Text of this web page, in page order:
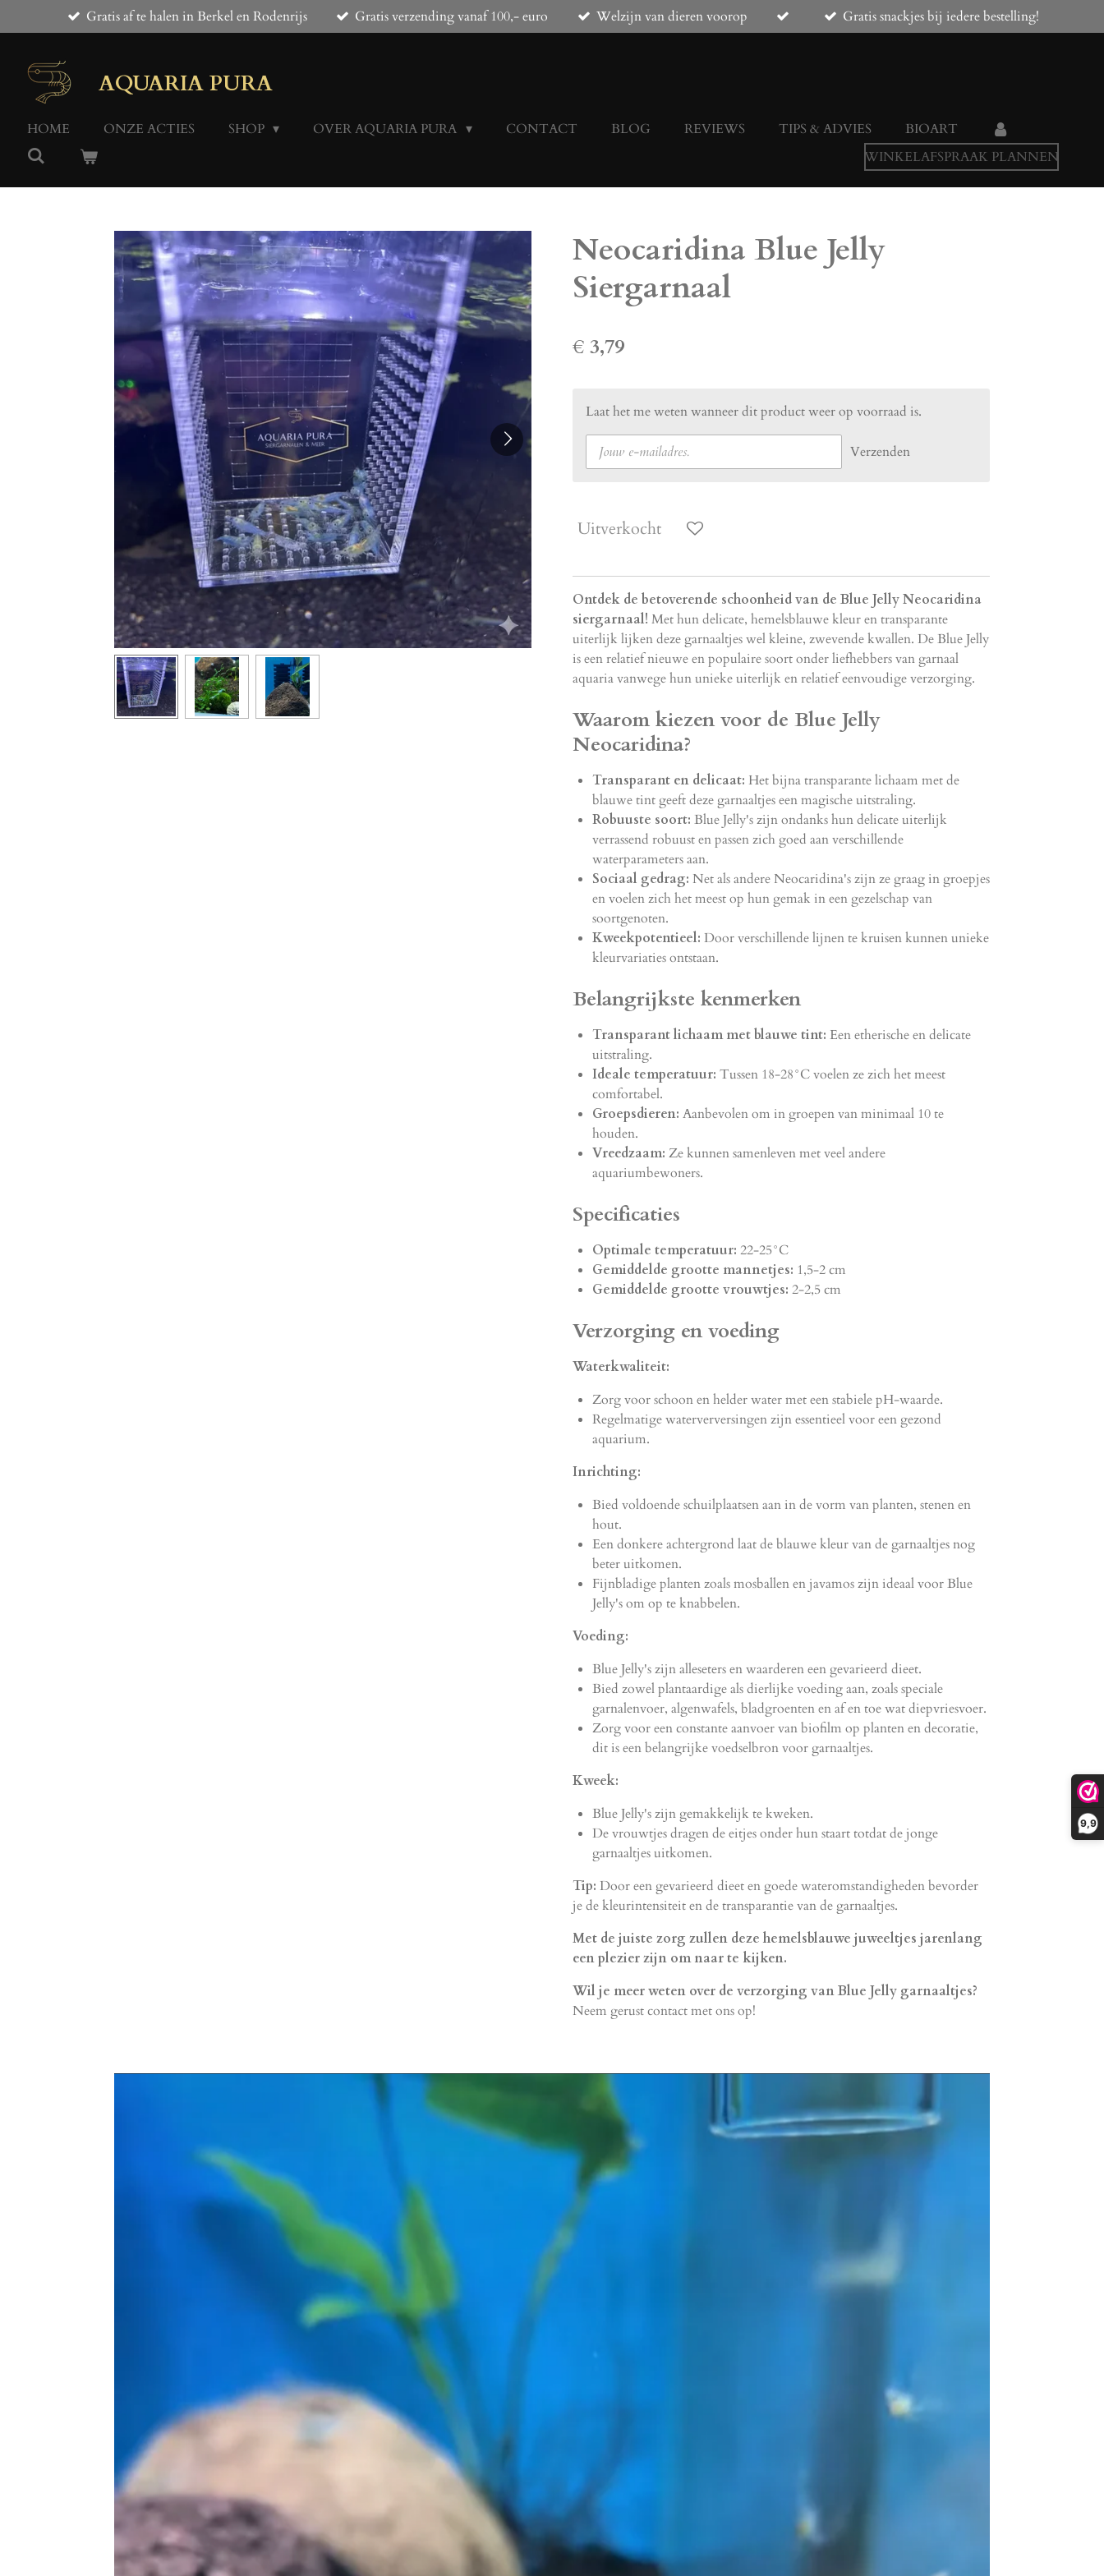
9,9
direct
hoofdinhoud
Gratis af te halen in Berkel en Rodenrijs Gratis verzending vanaf 100,- euro Welzijn van dieren voorop Gratis snackjes bij iedere bestelling!
AQUARIA PURA
HOME ONZE ACTIES SHOP OVER AQUARIA PURA CONTACT BLOG REVIEWS TIPS & ADVIES
BIOART
WINKELAFSPRAAK PLANNEN
Neocaridina Blue Jelly
Siergarnaal
€ 3,79
Laat het me weten wanneer dit product weer op voorraad is.
Verzenden
Uitverkocht
Ontdek de betoverende schoonheid van de Blue Jelly Neocaridina
siergarnaal! Met hun delicate, hemelsblauwe kleur en transparante
uiterlijk lijken deze garnaaltjes wel kleine, zwevende kwallen. De Blue Jelly
is een relatief nieuwe en populaire soort onder liefhebbers van garnaal
aquaria vanwege hun unieke uiterlijk en relatief eenvoudige verzorging.
Waarom kiezen voor de Blue Jelly
Neocaridina?
Transparant en delicaat: Het bijna transparante lichaam met de
blauwe tint geeft deze garnaaltjes een magische uitstraling.
Robuuste soort: Blue Jelly's zijn ondanks hun delicate uiterlijk
verrassend robuust en passen zich goed aan verschillende
waterparameters aan.
Sociaal gedrag: Net als andere Neocaridina's zijn ze graag in groepjes
en voelen zich het meest op hun gemak in een gezelschap van
soortgenoten.
Kweekpotentieel: Door verschillende lijnen te kruisen kunnen unieke
kleurvariaties ontstaan.
Belangrijkste kenmerken
Transparant lichaam met blauwe tint: Een etherische en delicate
uitstraling.
Ideale temperatuur: Tussen 18-28°C voelen ze zich het meest
comfortabel.
Groepsdieren: Aanbevolen om in groepen van minimaal 10 te
houden.
Vreedzaam: Ze kunnen samenleven met veel andere
aquariumbewoners.
Specificaties
Optimale temperatuur: 22-25°C
Gemiddelde grootte mannetjes: 1,5-2 cm
Gemiddelde grootte vrouwtjes: 2-2,5 cm
Verzorging en voeding
Waterkwaliteit:
Zorg voor schoon en helder water met een stabiele pH-waarde.
Regelmatige waterverversingen zijn essentieel voor een gezond
aquarium.
Inrichting:
Bied voldoende schuilplaatsen aan in de vorm van planten, stenen en
hout.
Een donkere achtergrond laat de blauwe kleur van de garnaaltjes nog
beter uitkomen.
Fijnbladige planten zoals mosballen en javamos zijn ideaal voor Blue
Jelly's om op te knabbelen.
Voeding:
Blue Jelly's zijn alleseters en waarderen een gevarieerd dieet.
Bied zowel plantaardige als dierlijke voeding aan, zoals speciale
garnalenvoer, algenwafels, bladgroenten en af en toe wat diepvriesvoer.
Zorg voor een constante aanvoer van biofilm op planten en decoratie,
dit is een belangrijke voedselbron voor garnaaltjes.
Kweek:
Blue Jelly's zijn gemakkelijk te kweken.
De vrouwtjes dragen de eitjes onder hun staart totdat de jonge
garnaaltjes uitkomen.
Tip: Door een gevarieerd dieet en goede wateromstandigheden bevorder
je de kleurintensiteit en de transparantie van de garnaaltjes.
Met de juiste zorg zullen deze hemelsblauwe juweeltjes jarenlang
een plezier zijn om naar te kijken.
Wil je meer weten over de verzorging van Blue Jelly garnaaltjes?
Neem gerust contact met ons op!